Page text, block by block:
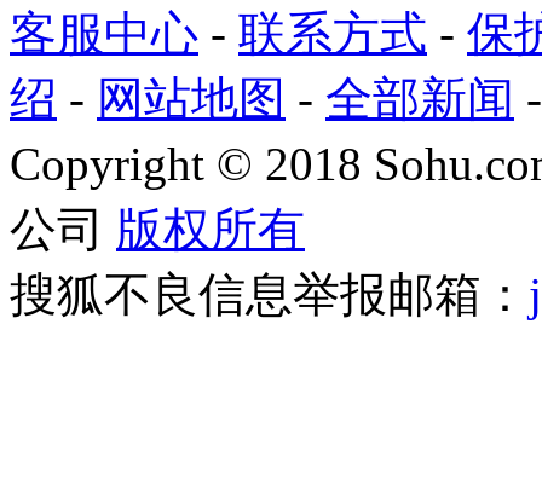
客服中心 - 联系方式 - 保
绍 - 网站地图 - 全部新闻
Copyright © 2018
公司 版权所有
搜狐不良信息举报邮箱：